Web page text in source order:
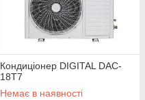
Кондиціонер DIGITAL DAC-
18T7
Немає в наявності